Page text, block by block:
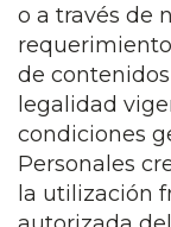
o a través de
de
legalidad
condiciones
Personales
la utilización